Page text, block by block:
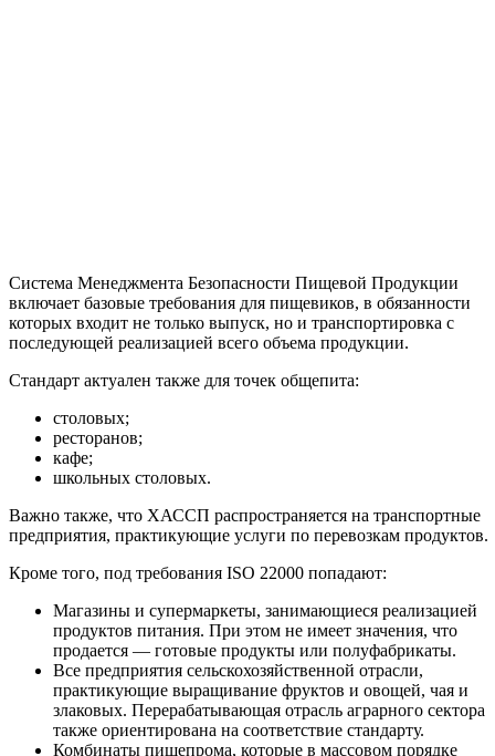
Система Менеджмента Безопасности Пищевой Продукции
включает базовые требования для пищевиков, в обязанности
которых входит не только выпуск, но и транспортировка с
последующей реализацией всего объема продукции.
Стандарт актуален также для точек общепита:
столовых;
ресторанов;
кафе;
школьных столовых.
Важно также, что ХАССП распространяется на транспортные
предприятия, практикующие услуги по перевозкам продуктов.
Кроме того, под требования ISO 22000 попадают:
Магазины и супермаркеты, занимающиеся реализацией
продуктов питания. При этом не имеет значения, что
продается — готовые продукты или полуфабрикаты.
Все предприятия сельскохозяйственной отрасли,
практикующие выращивание фруктов и овощей, чая и
злаковых. Перерабатывающая отрасль аграрного сектора
также ориентирована на соответствие стандарту.
Комбинаты пищепрома, которые в массовом порядке